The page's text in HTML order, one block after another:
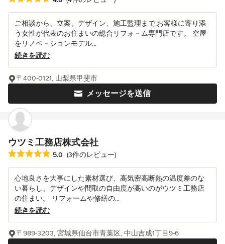
ご相談から、立案、デザイン、施工監理まで,お客様に寄り添
う女性が代表のお住まいの総合リフォ－ム専門店です。 空屋
をリノベ－ションモデル...
続きを読む
メッセージを送信
〒400-0121, 山梨県甲斐市
ウツミ工務店株式会社
平均評価：5つ星中 星5
5.0 (3件のレビュー)
心地良さを大事にした素材選び、高気密高断熱の温度差のな
い暮らし、デザインや間取の自由度が高いのがウツミ工務店
の住まい。 リフォームや修繕の...
続きを読む
〒989-3203, 宮城県仙台市青葉区, 中山吉成1丁目9-6